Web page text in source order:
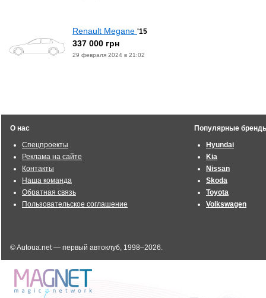
Renault Megane '15
337 000 грн
29 февраля 2024 в 21:02
О нас
Спецпроекты
Реклама на сайте
Контакты
Наша команда
Обратная связь
Пользовательское соглашение
Популярные
Hyundai
Kia
Nissan
Skoda
Toyota
Volkswagen
© Autoua.net — первый автоклуб, 1998–2026.